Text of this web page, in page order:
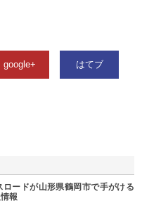
google+ はてブ
ードが山形県鶴岡市で手がける
報